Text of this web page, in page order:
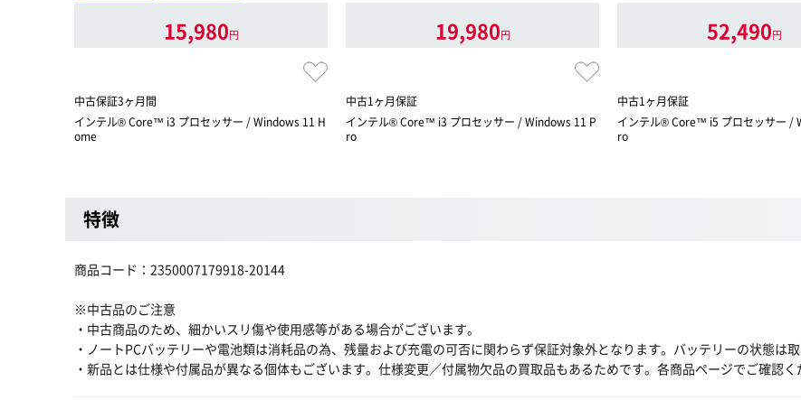
15,980円
中古保証3ヶ月間
インテル® Core™ i3 プロセッサー / Windows 11 H
ome
19,980円
中古1ヶ月保証
インテル® Core™ i3 プロセッサー / Windows 11 P
ro
52,490円
中古1ヶ月保証
インテル® Core™ i5 プロセッサー /
ro
特徴
商品コード：2350007179918-20144
※中古品のご注意
・中古商品のため、細かいスリ傷や使用感等がある場合がございます。
・ノートPCバッテリーや電池類は消耗品の為、残量および充電の可否に関わらず保証対象外となります。バッテリーの状態は
・新品とは仕様や付属品が異なる個体もございます。仕様変更／付属物欠品の買取品もあるためです。各商品ページでご確認く